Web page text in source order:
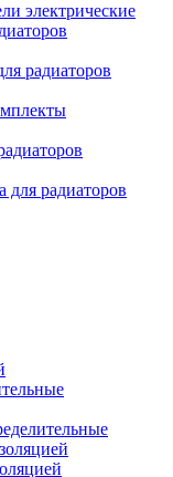
электрические
радиаторов
для радиаторов